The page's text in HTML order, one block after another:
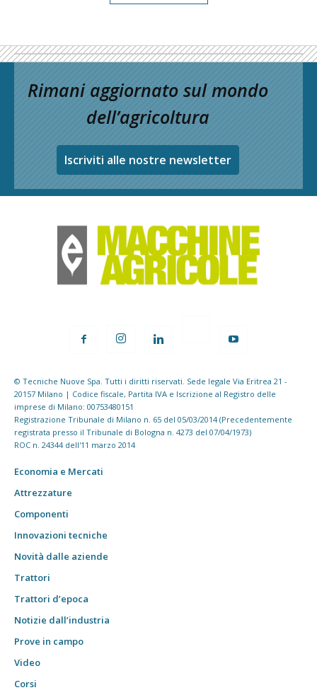
Rimani aggiornato sul mondo
dell’agricoltura
Iscriviti alle nostre newsletter
© Tecniche Nuove Spa. Tutti i diritti riservati. Sede legale Via Eritrea 21 -
20157 Milano | Codice fiscale, Partita IVA e Iscrizione al Registro delle
imprese di Milano: 00753480151
Registrazione Tribunale di Milano n. 65 del 05/03/2014 (Precedentemente
registrata presso il Tribunale di Bologna n. 4273 del 07/04/1973)
ROC n. 24344 dell'11 marzo 2014
Economia e Mercati
Attrezzature
Componenti
Innovazioni tecniche
Novità dalle aziende
Trattori
Trattori d’epoca
Notizie dall’industria
Prove in campo
Video
Corsi